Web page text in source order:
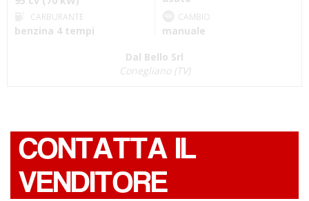
CARBURANTE
benzina 4 tempi
CAMBIO
manuale
Dal Bello Srl
Conegliano (TV)
CONTATTA IL
VENDITORE